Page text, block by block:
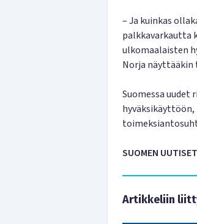
– Ja kuinkas
palkkavarkautta
ulkomaalaisten
Norja näyttääkin
Suomessa uudet
SUOMEN UUTISET
Artikkeliin